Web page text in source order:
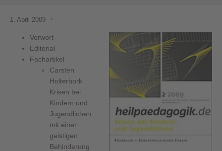
1. April 2009
Vorwort
Editorial
Fachartikel
Carsten
Holterbork
Krisen bei
Kindern und
Jugendlichen
mit einer
geistigen
Behinderung